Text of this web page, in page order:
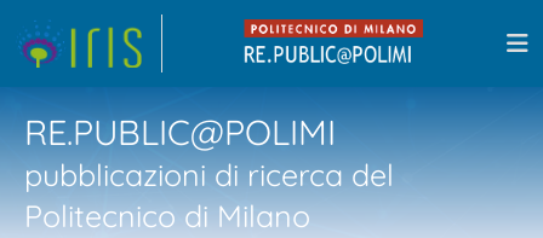
RE.PUBLIC@POLIMI
pubblicazioni di ricerca del
Politecnico di Milano